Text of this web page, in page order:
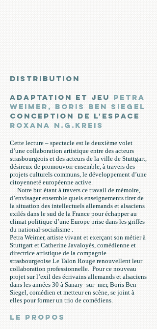
DISTRIBUTION
adaptation et jeu Petra
Weimer, Boris Ben Siegel
conception de l'espace
Roxana N.G.Kreis
Cette lecture – spectacle est le deuxième volet
d’une collaboration artistique entre des acteurs
strasbourgeois et des acteurs de la ville de Stuttgart,
désireux de promouvoir ensemble, à travers des
projets culturels communs, le développement d’une
citoyenneté européenne active.
Notre but étant à travers ce travail de mémoire,
d’envisager ensemble quels enseignements tirer de
la situation des intellectuels allemands et alsaciens
exilés dans le sud de la France pour échapper au
climat politique d’une Europe prise dans les griffes
du national-socialisme .
Petra Weimer, artiste vivant et exerçant son métier à
Stuttgart et Catherine Javaloyès, comédienne et
directrice artistique de la compagnie
strasbourgeoise Le Talon Rouge renouvellent leur
collaboration professionnelle. Pour ce nouveau
projet sur l’exil des écrivains allemands et alsaciens
dans les années 30 à Sanary -sur- mer, Boris Ben
Siegel, comédien et metteur en scène, se joint à
elles pour former un trio de comédiens.
Le propos